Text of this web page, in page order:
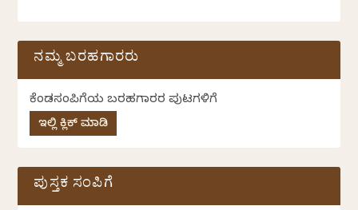
ನಮ್ಮ ಬರಹಗಾರರು
ಕೆಂಡಸಂಪಿಗೆಯ ಬರಹಗಾರರ ಪುಟಗಳಿಗೆ
ಇಲ್ಲಿ ಕ್ಲಿಕ್ ಮಾಡಿ
ಪುಸ್ತಕ ಸಂಪಿಗೆ